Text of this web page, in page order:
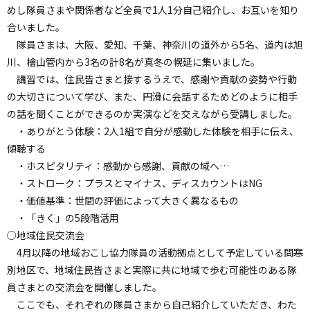
めし隊員さまや関係者など全員で1人1分自己紹介し、お互いを知り
合いました。
隊員さまは、大阪、愛知、千葉、神奈川の道外から5名、道内は旭
川、檜山管内から3名の計8名が真冬の幌延に集いました。
講習では、住民皆さまと接するうえで、感謝や貢献の姿勢や行動
の大切さについて学び、また、円滑に会話するためどのように相手
の話を聞くことができるのか実演などを交えながら受講しました。
・ありがとう体験：2人1組で自分が感動した体験を相手に伝え、
傾聴する
・ホスピタリティ：感動から感謝、貢献の域へ…
・ストローク：プラスとマイナス、ディスカウントはNG
・価値基準：世間の評価によって大きく異なるもの
・「きく」の5段階活用
○地域住民交流会
4月以降の地域おこし協力隊員の活動拠点として予定している問寒
別地区で、地域住民皆さまと実際に共に地域で歩む可能性のある隊
員さまとの交流会を開催しました。
ここでも、それぞれの隊員さまから自己紹介していただき、わた